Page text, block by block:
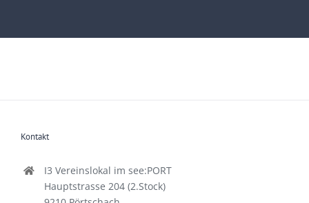
Kontakt
I3 Vereinslokal im see:PORT
Hauptstrasse 204 (2.Stock)